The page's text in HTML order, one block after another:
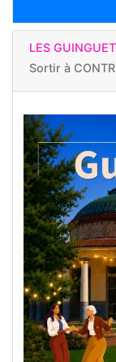
LES
Sortir à